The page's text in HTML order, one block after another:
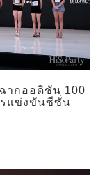
ากออดิชัน 100
รแข่งขันซีซั่น